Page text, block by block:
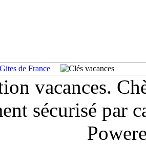
vacances.
sécurisé par